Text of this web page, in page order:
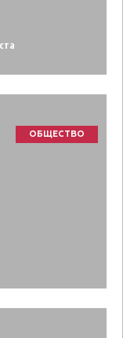
ОБЩЕСТВО